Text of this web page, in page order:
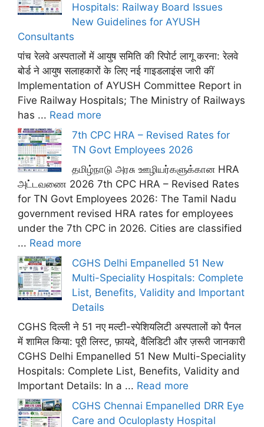
Hospitals: Railway Board Issues
New Guidelines for AYUSH
Consultants
पांच रेलवे अस्पतालों में आयुष समिति की रिपोर्ट लागू करना: रेलवे
बोर्ड ने आयुष सलाहकारों के लिए नई गाइडलाइंस जारी कीं
Implementation of AYUSH Committee Report in
Five Railway Hospitals; The Ministry of Railways
has ... Read more
7th CPC HRA – Revised Rates for
TN Govt Employees 2026
தமிழ்நாடு அரசு ஊழியர்களுக்கான HRA
அட்டவணை 2026 7th CPC HRA – Revised Rates
for TN Govt Employees 2026: The Tamil Nadu
government revised HRA rates for employees
under the 7th CPC in 2026. Cities are classified
... Read more
CGHS Delhi Empanelled 51 New
Multi-Speciality Hospitals: Complete
List, Benefits, Validity and Important
Details
CGHS दिल्ली ने 51 नए मल्टी-स्पेशियलिटी अस्पतालों को पैनल
में शामिल किया: पूरी लिस्ट, फ़ायदे, वैलिडिटी और ज़रूरी जानकारी
CGHS Delhi Empanelled 51 New Multi-Speciality
Hospitals: Complete List, Benefits, Validity and
Important Details: In a ... Read more
CGHS Chennai Empanelled DRR Eye
Care and Oculoplasty Hospital